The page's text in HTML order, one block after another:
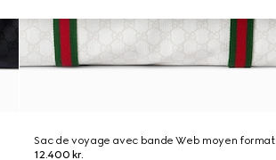
Sac de voyage avec bande Web moyen format
12.400 kr.